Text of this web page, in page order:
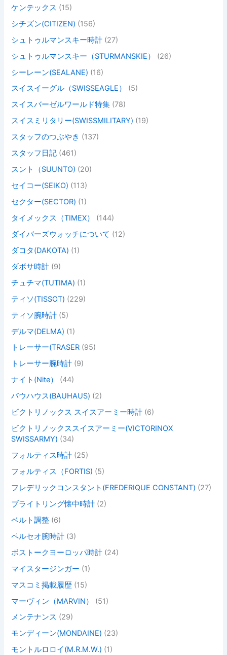
ケンテックス (15)
シチズン(CITIZEN) (156)
シュトゥルマンスキー時計 (27)
シュトゥルマンスキー（STURMANSKIE）
(26)
シーレーン(SEALANE) (16)
スイスイーグル（SWISSEAGLE）
(5)
スイスバーゼルワールド特集 (78)
スイスミリタリー(SWISSMILITARY) (19)
スタッフのつぶやき (137)
スタッフ日記 (461)
スント（SUUNTO) (20)
セイコー(SEIKO) (113)
セクター(SECTOR) (1)
タイメックス（TIMEX）
(144)
ダイバーズウォッチについて (12)
ダコタ(DAKOTA) (1)
ダボサ時計 (9)
チュチマ(TUTIMA) (1)
ティソ(TISSOT) (229)
ティソ腕時計 (5)
デルマ(DELMA) (1)
トレーサー(TRASER (95)
トレーサー腕時計 (9)
ナイト(Nite）
(44)
バウハウス(BAUHAUS) (2)
ビクトリノックス スイスアーミー時計 (6)
ビクトリノックススイスアーミー(VICTORINOX
SWISSARMY) (34)
フォルティス時計 (25)
フォルティス（FORTIS) (5)
フレデリックコンスタント(FREDERIQUE CONSTANT) (27)
ブライトリング懐中時計 (2)
ベルト調整 (6)
ペルセオ腕時計 (3)
ボストークヨーロッパ時計 (24)
マイスタージンガー (1)
マスコミ掲載履歴 (15)
マーヴィン（MARVIN）
(51)
メンテナンス (29)
モンディーン(MONDAINE) (23)
モントルロロイ(M.R.M.W.) (1)